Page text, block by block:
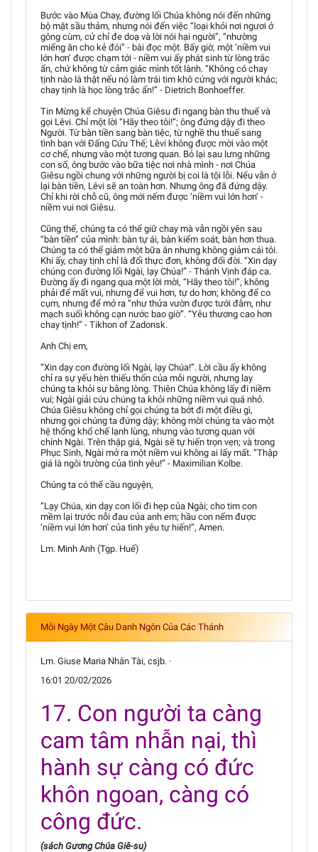
Bước vào Mùa Chay, đường lối Chúa không nói đến những
bộ mặt sầu thảm, nhưng nói đến việc “loại khỏi nơi ngươi ở
gông cùm, cử chỉ đe doạ và lời nói hại người”, “nhường
miếng ăn cho kẻ đói” - bài đọc một. Bấy giờ, một ‘niềm vui
lớn hơn’ được chạm tới - niềm vui ấy phát sinh từ lòng trắc
ẩn, chứ không từ cảm giác mình tốt lành. “Không có chay
tịnh nào là thật nếu nó làm trái tim khô cứng với người khác;
chay tịnh là học lòng trắc ẩn!” - Dietrich Bonhoeffer.
Tin Mừng kể chuyện Chúa Giêsu đi ngang bàn thu thuế và
gọi Lêvi. Chỉ một lời “Hãy theo tôi!”; ông đứng dậy đi theo
Người. Từ bàn tiền sang bàn tiệc, từ nghề thu thuế sang
tình bạn với Đấng Cứu Thế; Lêvi không được mời vào một
cơ chế, nhưng vào một tương quan. Bỏ lại sau lưng những
con số, ông bước vào bữa tiệc nơi nhà mình - nơi Chúa
Giêsu ngồi chung với những người bị coi là tội lỗi. Nếu vẫn ở
lại bàn tiền, Lêvi sẽ an toàn hơn. Nhưng ông đã đứng dậy.
Chỉ khi rời chỗ cũ, ông mới nếm được ‘niềm vui lớn hơn’ -
niềm vui nơi Giêsu.
Cũng thế, chúng ta có thể giữ chay mà vẫn ngồi yên sau
“bàn tiền” của mình: bàn tự ái, bàn kiểm soát, bàn hơn thua.
Chúng ta có thể giảm một bữa ăn nhưng không giảm cái tôi.
Khi ấy, chay tịnh chỉ là đổi thực đơn, không đổi đời. “Xin dạy
chúng con đường lối Ngài, lạy Chúa!” - Thánh Vịnh đáp ca.
Đường ấy đi ngang qua một lời mời, “Hãy theo tôi!”, không
phải để mất vui, nhưng để vui hơn, tự do hơn; không để co
cụm, nhưng để mở ra “như thửa vườn được tưới đẫm, như
mạch suối không cạn nước bao giờ”. “Yêu thương cao hơn
chay tịnh!” - Tikhon of Zadonsk.
Anh Chị em,
“Xin dạy con đường lối Ngài, lạy Chúa!”. Lời cầu ấy không
chỉ ra sự yếu hèn thiếu thốn của mỗi người, nhưng lay
chúng ta khỏi sự bằng lòng. Thiên Chúa không lấy đi niềm
vui; Ngài giải cứu chúng ta khỏi những niềm vui quá nhỏ.
Chúa Giêsu không chỉ gọi chúng ta bớt đi một điều gì,
nhưng gọi chúng ta đứng dậy; không mời chúng ta vào một
hệ thống khổ chế lạnh lùng, nhưng vào tương quan với
chính Ngài. Trên thập giá, Ngài sẽ tự hiến trọn vẹn; và trong
Phục Sinh, Ngài mở ra một niềm vui không ai lấy mất. “Thập
giá là ngôi trường của tình yêu!” - Maximilian Kolbe.
Chúng ta có thể cầu nguyện,
“Lạy Chúa, xin dạy con lối đi hẹp của Ngài; cho tim con
mềm lại trước nỗi đau của anh em; hầu con nếm được
‘niềm vui lớn hơn’ của tình yêu tự hiến!”, Amen.
Lm. Minh Anh (Tgp. Huế)
Mỗi Ngày Một Câu Danh Ngôn Của Các Thánh
Lm. Giuse Maria Nhân Tài, csjb. ·
16:01 20/02/2026
17. Con người ta càng
cam tâm nhẫn nại, thì
hành sự càng có đức
khôn ngoan, càng có
công đức.
(sách Gương Chúa Giê-su)